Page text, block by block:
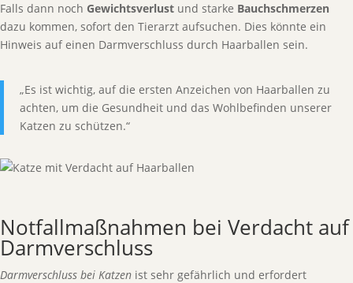
Falls dann noch Gewichtsverlust und starke Bauchschmerzen
dazu kommen, sofort den Tierarzt aufsuchen. Dies könnte ein
Hinweis auf einen Darmverschluss durch Haarballen sein.
„Es ist wichtig, auf die ersten Anzeichen von Haarballen zu
achten, um die Gesundheit und das Wohlbefinden unserer
Katzen zu schützen.“
Notfallmaßnahmen bei Verdacht auf
Darmverschluss
Darmverschluss bei Katzen ist sehr gefährlich und erfordert